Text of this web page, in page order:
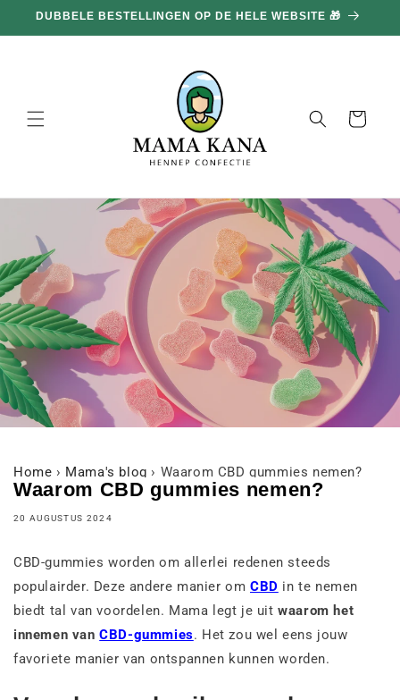
doorgaan
naar
DUBBELE BESTELLINGEN OP DE HELE WEBSITE 🎁
Mand
Home › Mama's blog › Waarom CBD gummies nemen?
Waarom CBD gummies nemen?
20 AUGUSTUS 2024
CBD-gummies worden om allerlei redenen steeds
populairder. Deze andere manier omCBD in te nemen
biedt tal van voordelen. Mama legt je uitwaarom het
innemen vanCBD-gummies. Het zou wel eens jouw
favoriete manier van ontspannen kunnen worden.